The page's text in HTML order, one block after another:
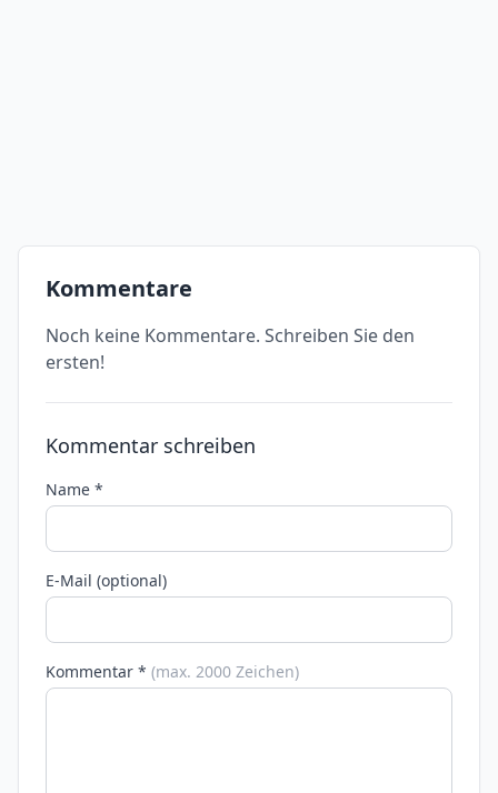
Kommentare
Noch keine Kommentare. Schreiben Sie den
ersten!
Kommentar schreiben
Name *
E-Mail (optional)
Kommentar * (max. 2000 Zeichen)